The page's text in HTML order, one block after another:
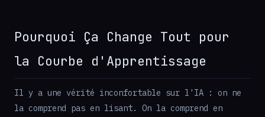
Pourquoi Ça Change Tout pour
la Courbe d'Apprentissage
Il y a une vérité inconfortable sur l'IA : on ne
la comprend pas en lisant. On la comprend en